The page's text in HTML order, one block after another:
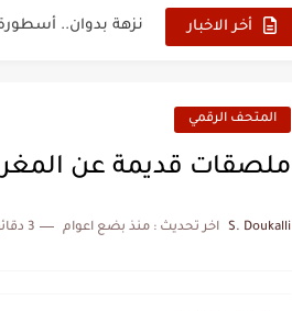
أخر الاخبار كتاب جديد
علي يعتة: مسيرة
المتحف الرقمي
ملصقات قديمة عن
S. Doukalli اخر تحديث : منذ بضع اعوام 3 دقائق للقراءة